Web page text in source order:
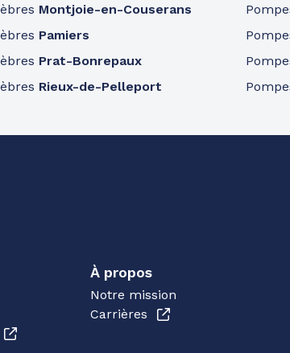
Montjoie-en-Couserans
Pamiers
Prat-Bonrepaux
Rieux-de-Pelleport
À propos
Notre mission
Carrières